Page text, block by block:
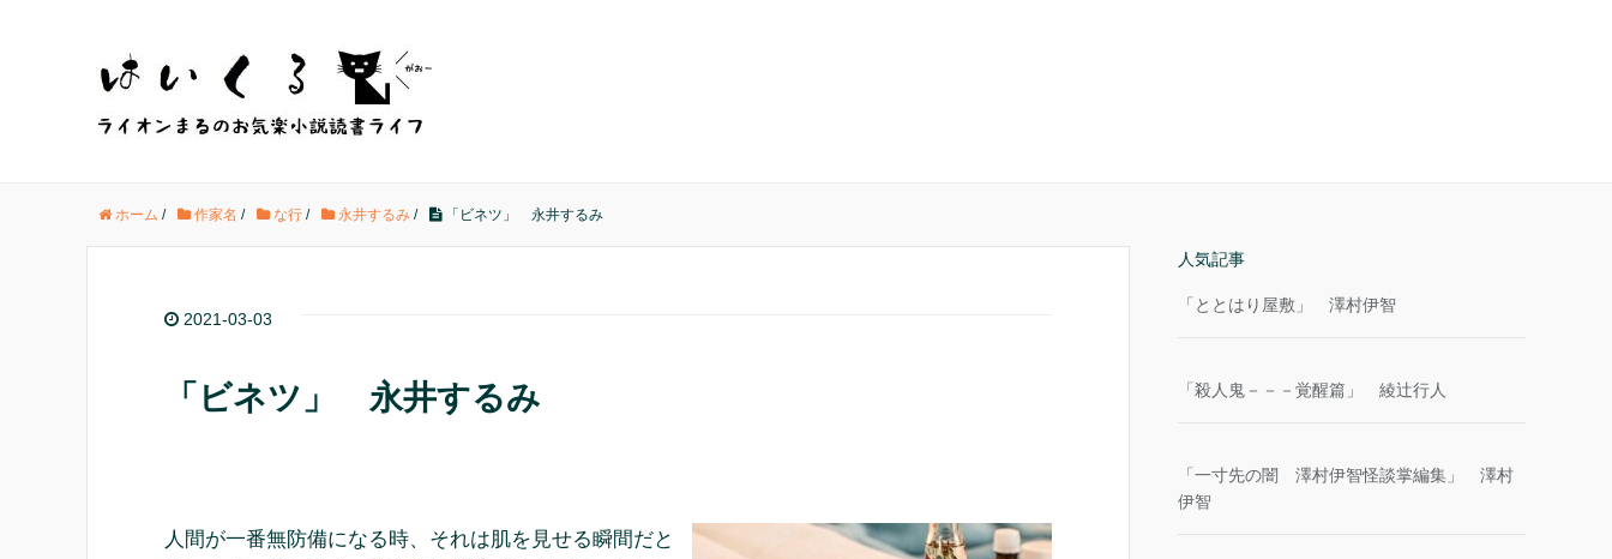
ホーム / 作家名 / な行 / 永井するみ / 「ビネツ」 永井するみ
2021-03-03
「ビネツ」 永井するみ
人間が一番無防備になる時、それは肌を見せる瞬間だと
人気記事
「ととはり屋敷」 澤村伊智
「殺人鬼－－－覚醒篇」 綾辻行人
「一寸先の闇 澤村伊智怪談掌編集」 澤村
伊智